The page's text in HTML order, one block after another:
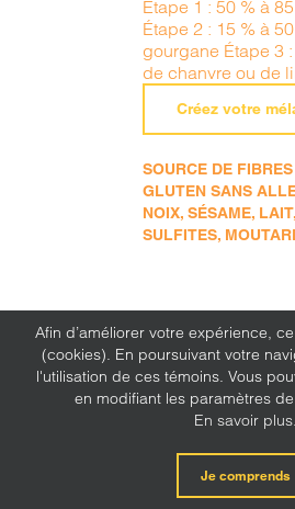
Étape 1 : 50 % à
Étape 2 : 15 % à
gourgane Étape 3
de chanvre ou de
Créez votre
SOURCE DE
GLUTEN SANS
NOIX, SÉSAME,
SULFITES,
Afin d’améliorer votre expérience,
(cookies). En poursuivant votre
l'utilisation de ces témoins. Vous
en modifiant les paramètres
En savoir plus.
Je comprends